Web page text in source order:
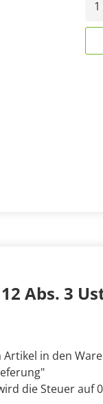
Abs. 3
in den
die Steuer auf